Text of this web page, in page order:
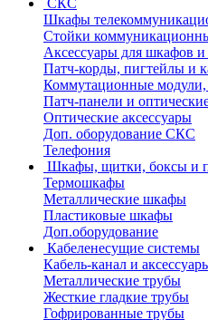
СКС
Шкафы
Стойки
Аксессуары для шкафов и
Патч-корды, пигтейлы и
Коммутационные модули,
Патч-панели и
Оптические аксессуары
Доп. оборудование СКС
Телефония
Шкафы, щитки, боксы и
Термошкафы
Металлические шкафы
Пластиковые шкафы
Доп.оборудование
Кабеленесущие системы
Кабель-канал и
Металлические трубы
Жесткие гладкие трубы
Гофрированные трубы